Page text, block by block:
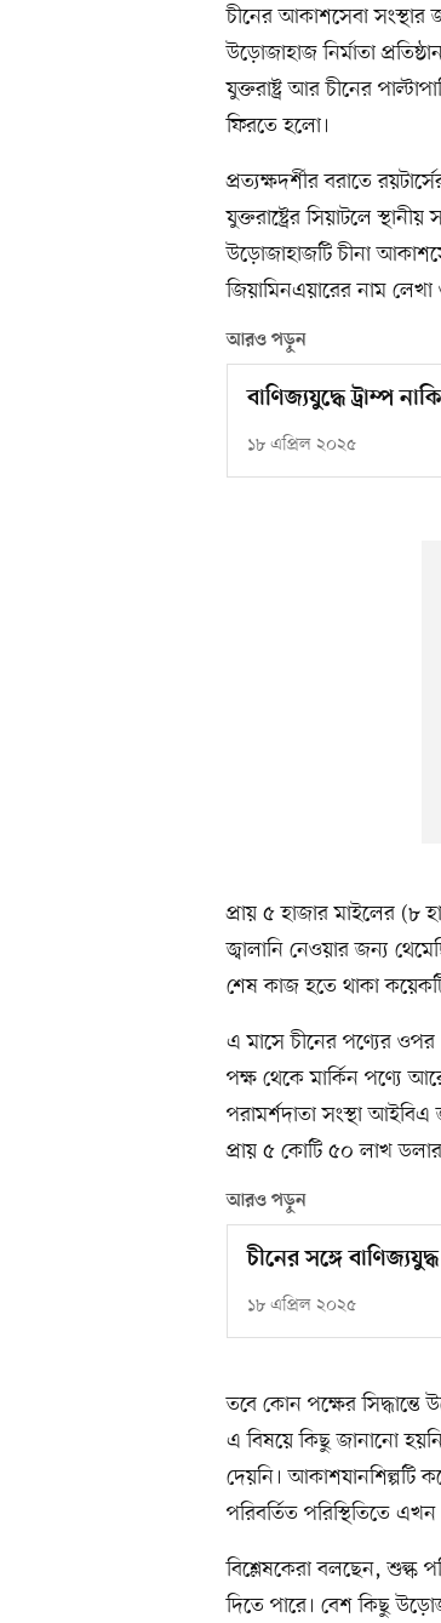
চীনের আকাশসেবা সংস্থার
উড়োজাহাজ নির্মাতা
যুক্তরাষ্ট্র আর চীনের
ফিরতে হলো।
প্রত্যক্ষদর্শীর বরাতে
যুক্তরাষ্ট্রের সিয়াটলে
উড়োজাহাজটি চীনা
জিয়ামিনএয়ারের নাম
আরও পড়ুন
বাণিজ্যযুদ্ধে ট্রাম্প
১৮ এপ্রিল ২০২৫
প্রায় ৫ হাজার মাইলের (৮
জ্বালানি নেওয়ার জন্য
শেষ কাজ হতে থাকা
এ মাসে চীনের পণ্যের
পক্ষ থেকে মার্কিন পণ্যে
পরামর্শদাতা সংস্থা
প্রায় ৫ কোটি ৫০ লাখ
আরও পড়ুন
চীনের সঙ্গে
১৮ এপ্রিল ২০২৫
তবে কোন পক্ষের সিদ্ধান্তে
এ বিষয়ে কিছু জানানো
দেয়নি। আকাশযানশিল্পটি
পরিবর্তিত পরিস্থিতিতে
বিশ্লেষকেরা বলছেন, শুল্ক
দিতে পারে। বেশ কিছু